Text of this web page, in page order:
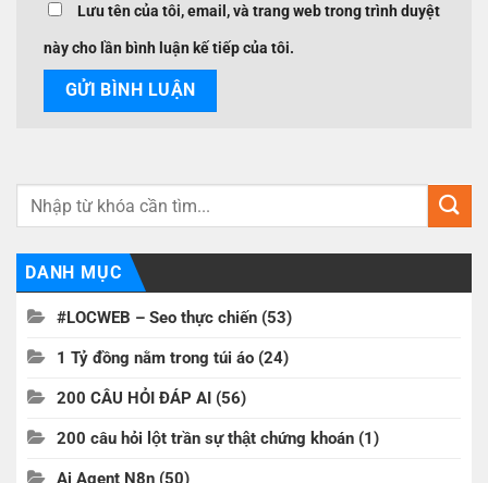
Lưu tên của tôi, email, và trang web trong trình duyệt
này cho lần bình luận kế tiếp của tôi.
DANH MỤC
#LOCWEB – Seo thực chiến (53)
1 Tỷ đồng nằm trong túi áo (24)
200 CÂU HỎI ĐÁP AI (56)
200 câu hỏi lột trần sự thật chứng khoán (1)
Ai Agent N8n (50)